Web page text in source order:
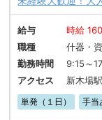
給与
時給
職種
什器・
勤務時間
9:15～
アクセス
新木場
単発（１日） 手当